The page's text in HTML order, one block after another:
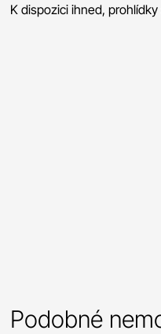
K dispozici ihned,
Podobné